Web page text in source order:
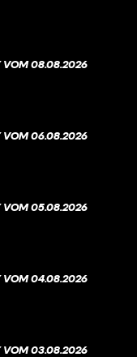
VOM 08.08.2026
VOM 06.08.2026
VOM 05.08.2026
VOM 04.08.2026
VOM 03.08.2026